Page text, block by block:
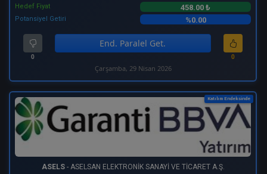
Hedef Fiyat 458.00 ₺
Potansiyel Getiri %0.00
0
End. Paralel Get.
0
Çarşamba, 29 Nisan 2026
Katılım Endeksinde
ASELS- ASELSAN ELEKTRONİK SANAYİ VE TİCARET A.Ş.